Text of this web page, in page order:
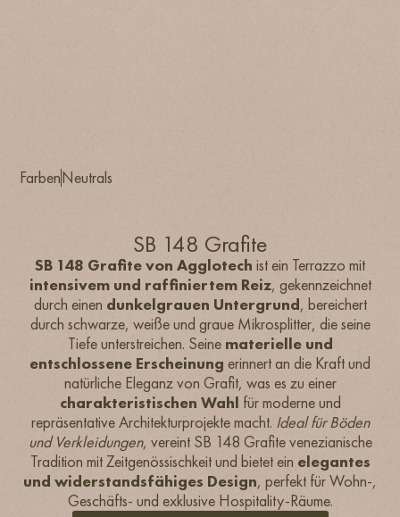
FarbenNeutrals
SB 148 Grafite
SB 148 Grafite von Agglotech ist ein Terrazzo mit
intensivem und raffiniertem Reiz, gekennzeichnet
durch einen dunkelgrauen Untergrund, bereichert
durch schwarze, weiße und graue Mikrosplitter, die seine
Tiefe unterstreichen. Seine materielle und
entschlossene Erscheinung erinnert an die Kraft und
natürliche Eleganz von Grafit, was es zu einer
charakteristischen Wahl für moderne und
repräsentative Architekturprojekte macht. Ideal für Böden
und Verkleidungen, vereint SB 148 Grafite venezianische
Tradition mit Zeitgenössischkeit und bietet ein elegantes
und widerstandsfähiges Design, perfekt für Wohn-,
Geschäfts- und exklusive Hospitality-Räume.